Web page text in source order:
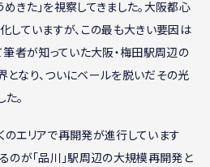
きた」を視察してきました。大阪都心
していますが、この最も大きい要因は
筆者が知っていた大阪・梅田駅周辺の
なり、ついにベールを脱いだその光
。
エリアで再開発が進行しています
のが「品川」駅周辺の大規模再開発と